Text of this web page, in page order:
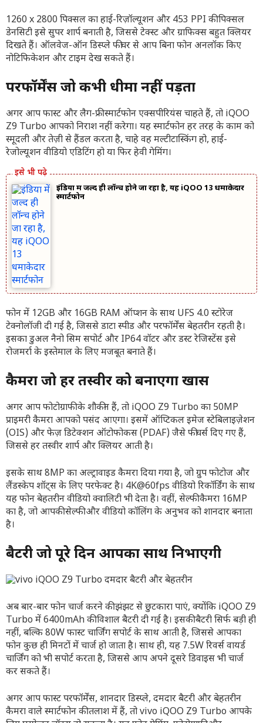
1260 x 2800 पिक्सल का हाई-रिज़ॉल्यूशन और 453 PPI की पिक्सल
डेनसिटी इसे सुपर शार्प बनाती है, जिससे टेक्स्ट और ग्राफिक्स बहुत क्लियर
दिखते हैं। ऑलवेज-ऑन डिस्प्ले फीचर से आप बिना फोन अनलॉक किए
नोटिफिकेशन और टाइम देख सकते हैं।
परफॉर्मेंस जो कभी धीमा नहीं पड़ता
अगर आप फास्ट और लैग-फ्री स्मार्टफोन एक्सपीरियंस चाहते हैं, तो iQOO
Z9 Turbo आपको निराश नहीं करेगा। यह स्मार्टफोन हर तरह के काम को
स्मूदली और तेज़ी से हैंडल करता है, चाहे वह मल्टीटास्किंग हो, हाई-
रेजोल्यूशन वीडियो एडिटिंग हो या फिर हेवी गेमिंग।
इंडिया में जल्द ही लॉन्च होने जा रहा है, यह iQOO 13 धमाकेदार
स्मार्टफोन
फोन में 12GB और 16GB RAM ऑप्शन के साथ UFS 4.0 स्टोरेज
टेक्नोलॉजी दी गई है, जिससे डाटा स्पीड और परफॉर्मेंस बेहतरीन रहती है।
इसका डुअल नैनो सिम सपोर्ट और IP64 वॉटर और डस्ट रेजिस्टेंस इसे
रोजमर्रा के इस्तेमाल के लिए मजबूत बनाते हैं।
कैमरा जो हर तस्वीर को बनाएगा खास
अगर आप फोटोग्राफी के शौकीन हैं, तो iQOO Z9 Turbo का 50MP
प्राइमरी कैमरा आपको पसंद आएगा। इसमें ऑप्टिकल इमेज स्टेबिलाइज़ेशन
(OIS) और फेज़ डिटेक्शन ऑटोफोकस (PDAF) जैसे फीचर्स दिए गए हैं,
जिससे हर तस्वीर शार्प और क्लियर आती है।
इसके साथ 8MP का अल्ट्रावाइड कैमरा दिया गया है, जो ग्रुप फोटोज और
लैंडस्केप शॉट्स के लिए परफेक्ट है। 4K@60fps वीडियो रिकॉर्डिंग के साथ
यह फोन बेहतरीन वीडियो क्वालिटी भी देता है। वहीं, सेल्फी कैमरा 16MP
का है, जो आपकी सेल्फी और वीडियो कॉलिंग के अनुभव को शानदार बनाता
है।
बैटरी जो पूरे दिन आपका साथ निभाएगी
अब बार-बार फोन चार्ज करने की झंझट से छुटकारा पाएं, क्योंकि iQOO Z9
Turbo में 6400mAh की विशाल बैटरी दी गई है। इसकी बैटरी सिर्फ बड़ी ही
नहीं, बल्कि 80W फास्ट चार्जिंग सपोर्ट के साथ आती है, जिससे आपका
फोन कुछ ही मिनटों में चार्ज हो जाता है। साथ ही, यह 7.5W रिवर्स वायर्ड
चार्जिंग को भी सपोर्ट करता है, जिससे आप अपने दूसरे डिवाइस भी चार्ज
कर सकते हैं।
अगर आप फास्ट परफॉर्मेंस, शानदार डिस्प्ले, दमदार बैटरी और बेहतरीन
कैमरा वाले स्मार्टफोन की तलाश में हैं, तो vivo iQOO Z9 Turbo आपके